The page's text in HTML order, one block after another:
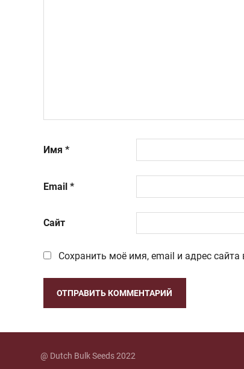
Имя *
Email *
Сайт
Сохранить моё имя, email и адрес
@ Dutch Bulk Seeds 2022